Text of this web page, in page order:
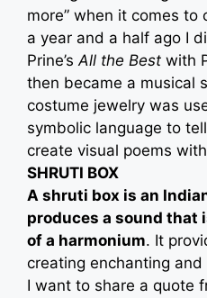
more” when it comes
a year and a half ago I
Prine’s All the Best with
then became a musical
costume jewelry was
symbolic language to
create visual poems
SHRUTI BOX
A shruti box is an
produces a sound that
of a harmonium. It
creating enchanting
I want to share a quote